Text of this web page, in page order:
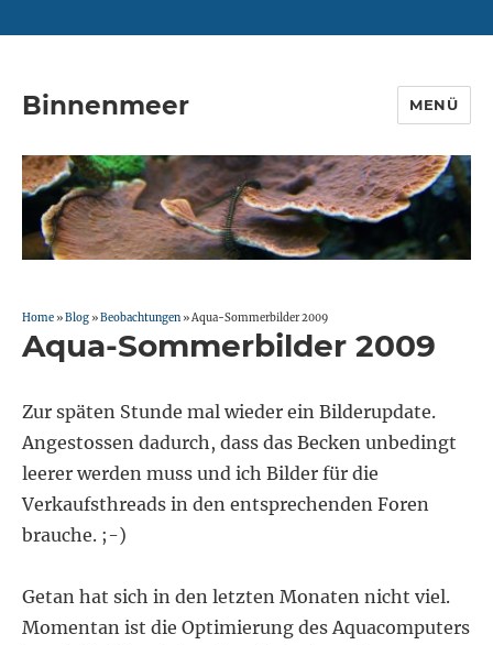
Binnenmeer MENÜ
Home »Blog »Beobachtungen »Aqua-Sommerbilder 2009
Aqua-Sommerbilder 2009
Zur späten Stunde mal wieder ein Bilderupdate.
Angestossen dadurch, dass das Becken unbedingt
leerer werden muss und ich Bilder für die
Verkaufsthreads in den entsprechenden Foren
brauche. ;-)
Getan hat sich in den letzten Monaten nicht viel.
Momentan ist die Optimierung des Aquacomputers